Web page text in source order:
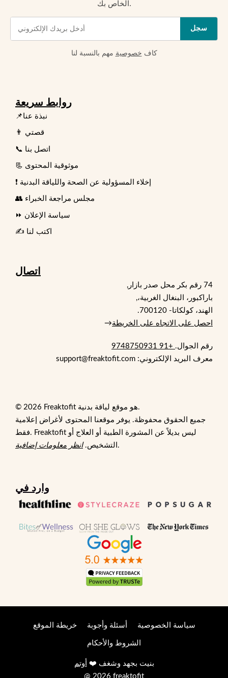
الخاص بك.
سجل
كاف خصوصية مهم بالنسبة لنا
روابط سريعة
📌نبذة عنا
👨 قصتي
📞 اتصل بنا
📃 موثوقية المحتوى
❗ إخلاء المسؤولية عن الصحة واللياقة البدنية
👥 مجلس مراجعة الخبراء
⏩ سياسة الإعلان
✍️ اكتب لنا
اتصال
74 رقم بكر محل صدر بازار,
باراكبور، البنغال الغربية،,
الهند، كولكاتا- 700120.
احصل على الاتجاه على الخريطة→
رقم الجوال. +91 9748750931
معرف البريد الإلكتروني: support@freaktofit.com
© 2026 Freaktofit هو موقع لياقة بدنية.
جميع الحقوق محفوظة. يوفر موقعنا المحتوى لأغراض إعلامية
فقط. Freaktofit ليس بديلاً عن المشورة الطبية أو العلاج أو
التشخيص.انظر معلومات إضافية .
وارد في
خريطة الموقع أسئلة وأجوبة سياسة الخصوصية
الشروط والأحكام
بنيت بجهد وشغف ❤️ أوتم
@ 2026 freaktofit